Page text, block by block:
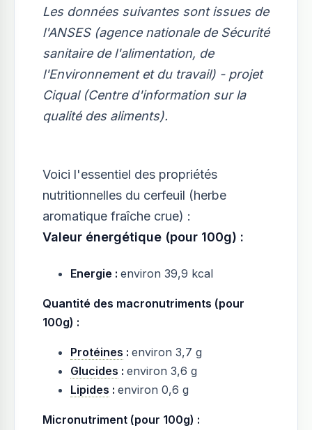
Les données suivantes sont issues de
l'ANSES (agence nationale de Sécurité
sanitaire de l'alimentation, de
l'Environnement et du travail) - projet
Ciqual (Centre d'information sur la
qualité des aliments).
Voici l'essentiel des propriétés
nutritionnelles du cerfeuil (herbe
aromatique fraîche crue) :
Valeur énergétique (pour 100g) :
Energie : environ 39,9 kcal
Quantité des macronutriments (pour
100g) :
Protéines : environ 3,7 g
Glucides : environ 3,6 g
Lipides : environ 0,6 g
Micronutriment (pour 100g) :